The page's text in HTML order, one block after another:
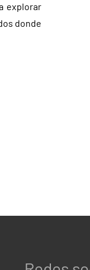
explorar
donde